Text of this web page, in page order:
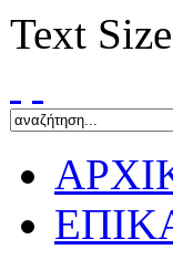
Text Size